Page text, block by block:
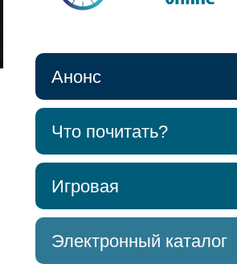
Анонс
Что почитать?
Игровая
Электронный каталог